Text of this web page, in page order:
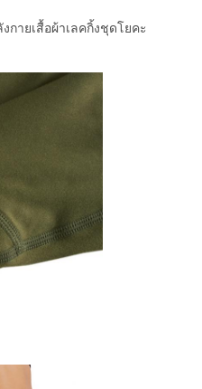
กายเสื้อผ้าเลคกิ้งชุดโยคะ